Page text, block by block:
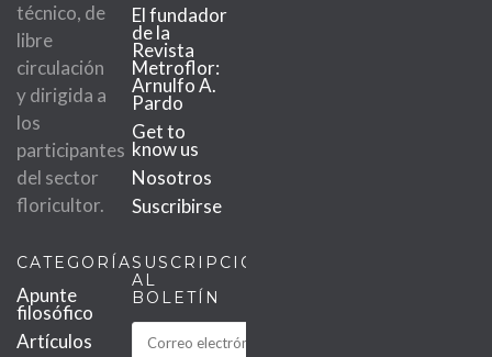
técnico, de
libre
circulación
y dirigida a
los
participantes
del sector
floricultor.
El fundador
de la
Revista
Metroflor:
Arnulfo A.
Pardo
Get to
know us
Nosotros
Suscribirse
CATEGORÍAS
Apunte
filosófico
Artículos
SUSCRIPCIÓN
AL
BOLETÍN